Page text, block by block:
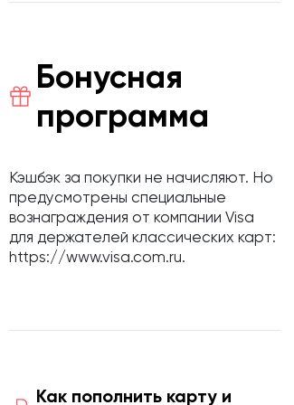
Бонусная
программа
Кэшбэк за покупки не начисляют. Но
предусмотрены специальные
вознаграждения от компании Visa
для держателей классических карт:
https://www.visa.com.ru.
Как пополнить карту и